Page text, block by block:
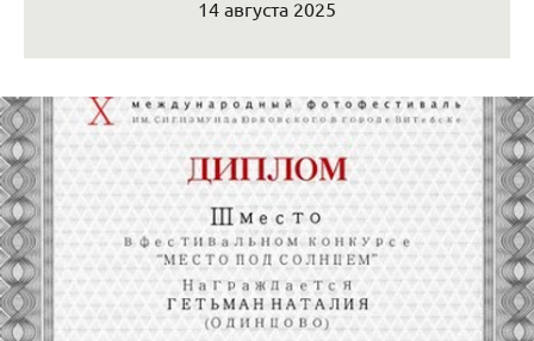
14 августа 2025